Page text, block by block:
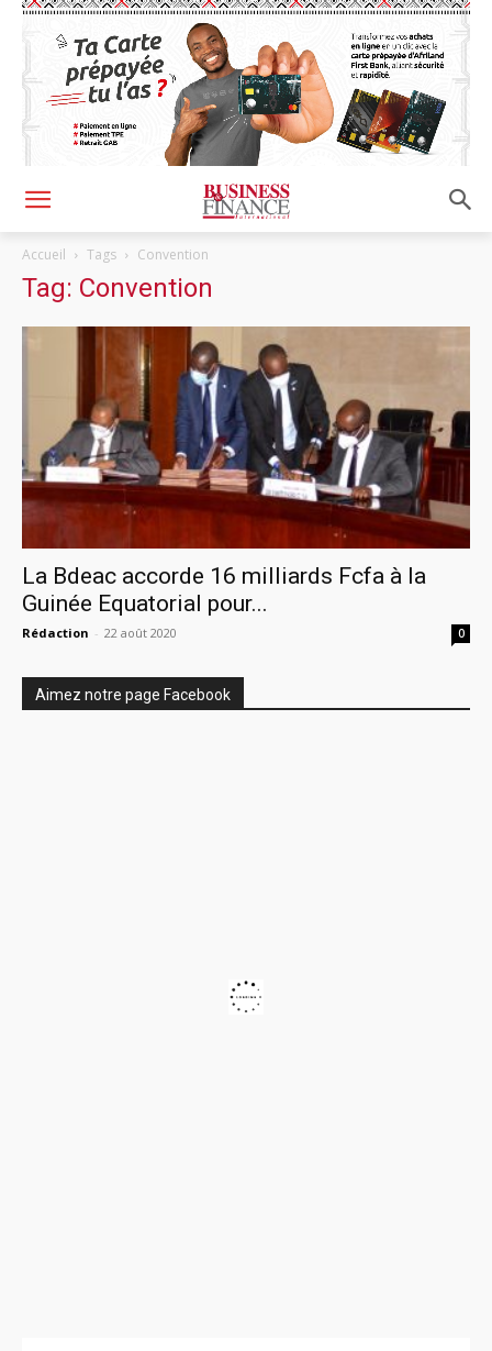
Accueil Tags Convention
Tag: Convention
La Bdeac accorde 16 milliards Fcfa à la
Guinée Equatorial pour...
Rédaction - 22 août 2020 0
Aimez notre page Facebook